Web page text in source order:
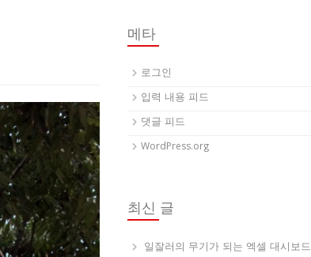
메타
로그인
입력 내용 피드
댓글 피드
WordPress.org
최신 글
일잘러의 무기가 되는 엑셀 대시보드